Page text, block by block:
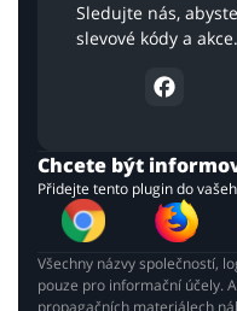
Sledujte nás,
slevové kódy a akce.
Chcete být
Přidejte tento plugin do
Všechny názvy společností,
pouze pro informační účely.
propagačních materiálech